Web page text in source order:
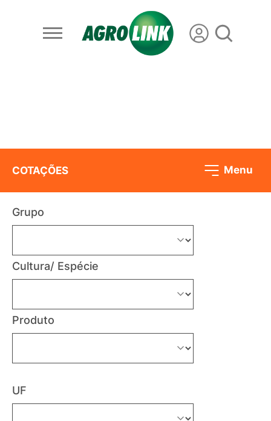
COTAÇÕES Menu
Grupo
Cultura/ Espécie
Produto
UF